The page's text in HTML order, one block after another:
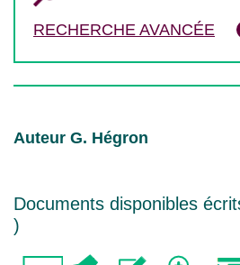
RECHERCHE AVANCÉE
Auteur G. Hégron
Documents disponibles
)